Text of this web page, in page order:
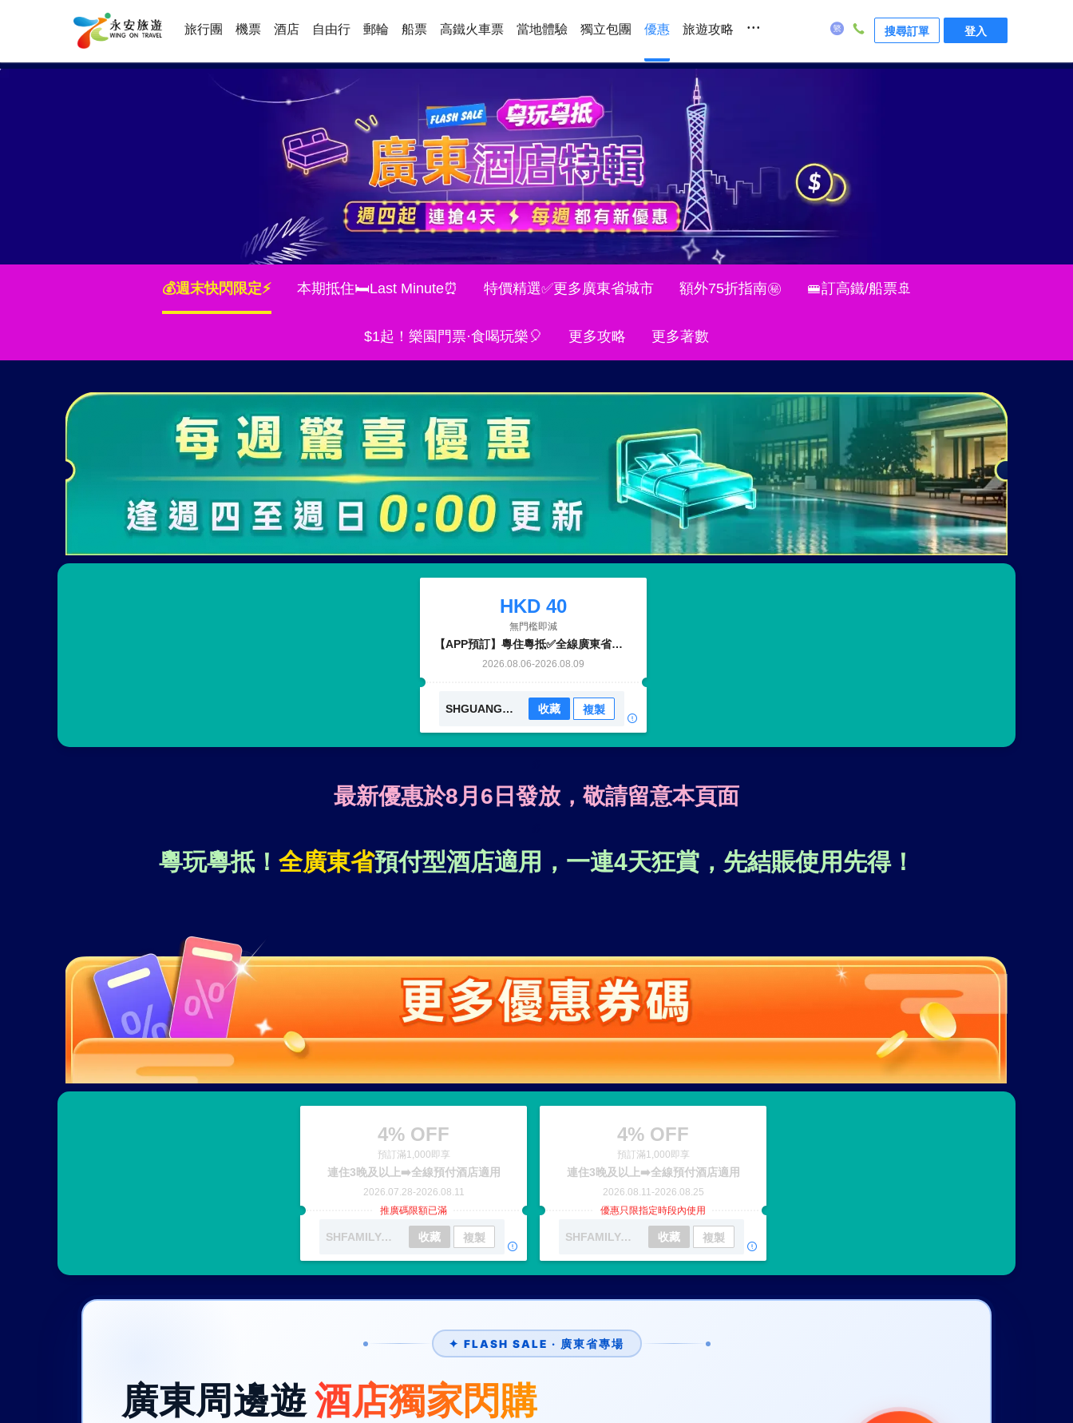
旅行團 機票 酒店 自由行 郵輪 船票 高鐵火車票 當地體驗 獨立包團 優惠 旅遊攻略 ... 搜尋訂單 登入
💰週末快閃限定⚡ 本期抵住🛏️Last Minute⏰ 特價精選✅更多廣東省城市 額外75折指南㊙ 🚝訂高鐵/船票🚢
$1起！樂園門票·食喝玩樂🎈 更多攻略 更多著數
HKD 40
無門檻即減
【APP預訂】粵住粵抵✅全線廣東省預付酒店適用
2026.08.06-2026.08.09
SHGUANGDONG0806 收藏 複製
最新優惠於8月6日發放，敬請留意本頁面
粵玩粵抵！ 全廣東省預付型酒店適用，一連4天狂賞，先結賬使用先得！
4% OFF
預訂滿1,000即享
連住3晚及以上➡️全線預付酒店適用
2026.07.28-2026.08.11
推廣碼限額已滿
SHFAMILYAUG01 收藏 複製
4% OFF
預訂滿1,000即享
連住3晚及以上➡️全線預付酒店適用
2026.08.11 -2026.08.25
優惠只限指定時段內使用
SHFAMILYAUG02 收藏 複製
✦ FLASH SALE · 廣東省專場
廣東周邊遊酒店獨家閃購